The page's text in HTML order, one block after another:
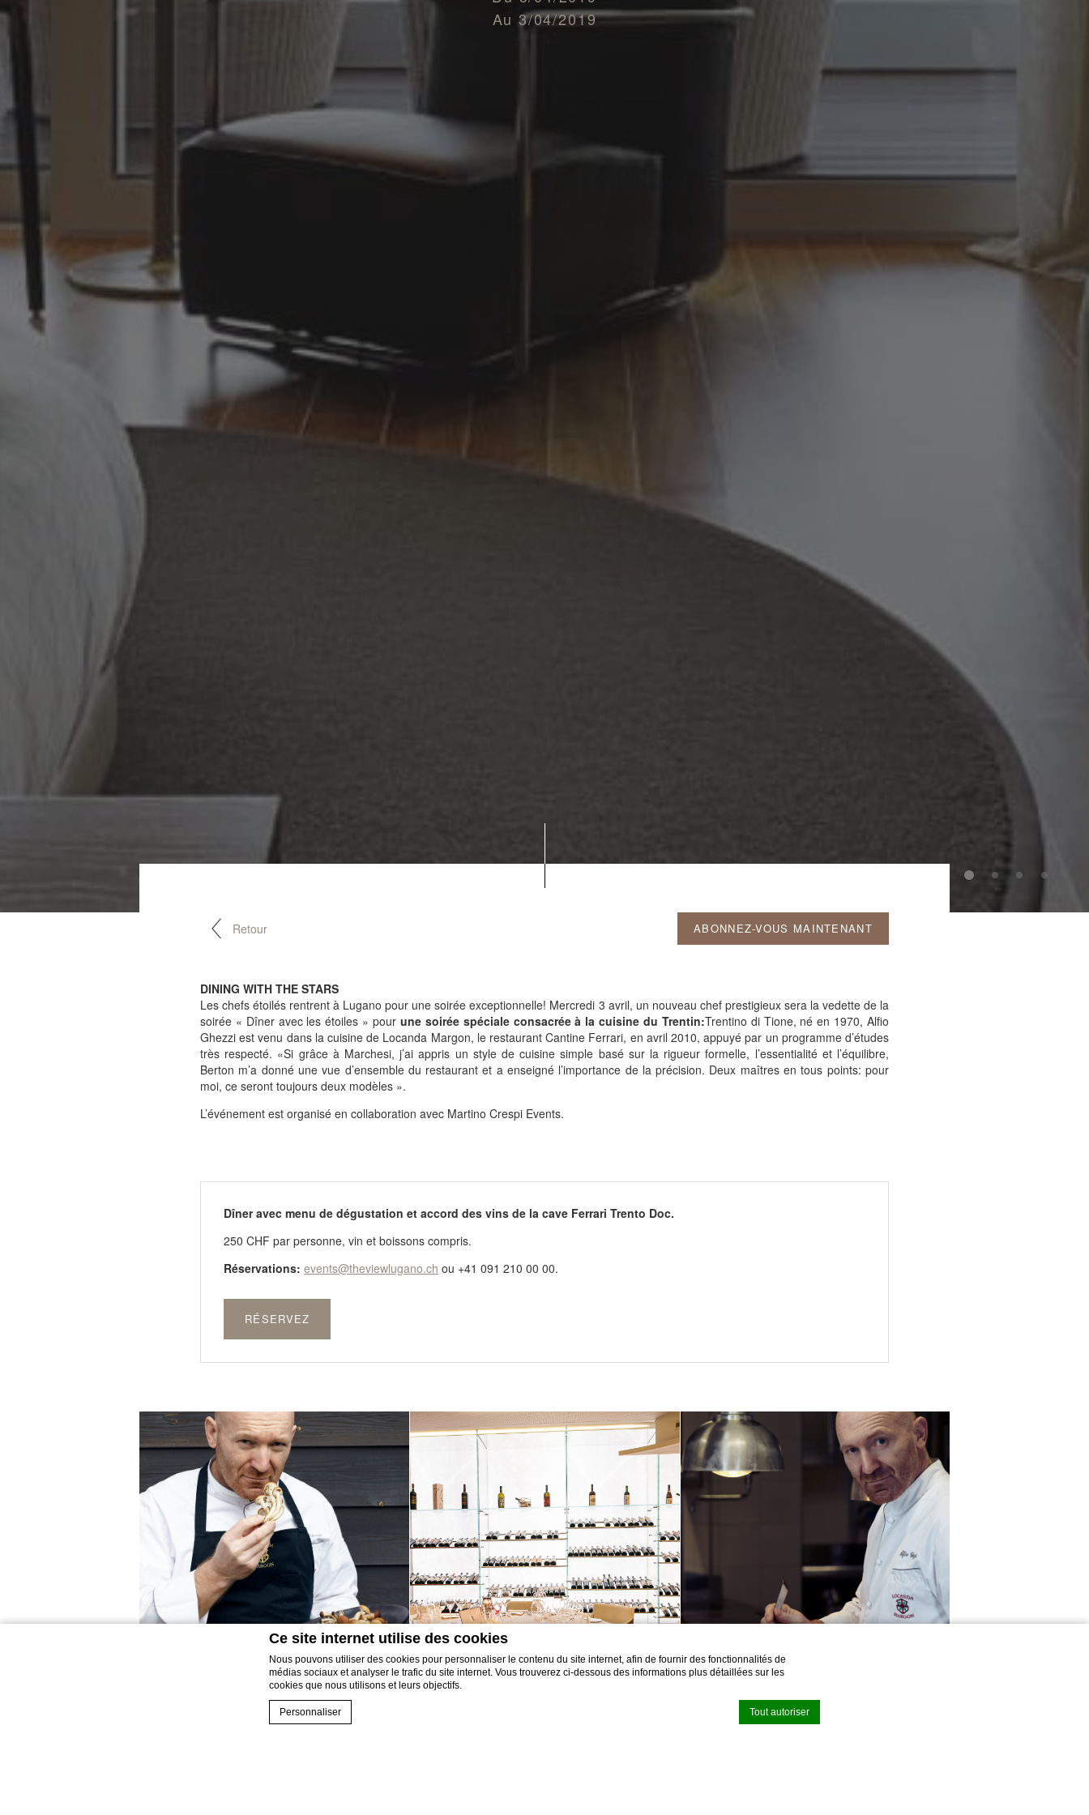
Ce site internet utilise des cookies
Nous pouvons utiliser des cookies pour personnaliser le contenu du site internet, afin de fournir des fonctionnalités de
médias sociaux et analyser le trafic du site internet. Vous trouverez ci-dessous des informations plus détaillées sur les
cookies que nous utilisons et leurs objectifs.
Personnaliser Tout autoriser
Au 3/04/2019
Retour ABONNEZ-VOUS MAINTENANT
DINING WITH THE STARS
Les chefs étoilés rentrent à Lugano pour une soirée exceptionnelle! Mercredi 3 avril, un nouveau chef prestigieux sera la vedette de la
soirée « Dîner avec les étoiles » pour une soirée spéciale consacrée à la cuisine du Trentin:Trentino di Tione, né en 1970, Alfio
Ghezzi est venu dans la cuisine de Locanda Margon, le restaurant Cantine Ferrari, en avril 2010, appuyé par un programme d’études
très respecté. «Si grâce à Marchesi, j’ai appris un style de cuisine simple basé sur la rigueur formelle, l’essentialité et l’équilibre,
Berton m’a donné une vue d’ensemble du restaurant et a enseigné l’importance de la précision. Deux maîtres en tous points: pour
moi, ce seront toujours deux modèles ».
L’événement est organisé en collaboration avec Martino Crespi Events.
Dîner avec menu de dégustation et accord des vins de la cave Ferrari Trento Doc.
250 CHF par personne, vin et boissons compris.
Réservations: events@theviewlugano.ch ou +41 091 210 00 00.
RÉSERVEZ